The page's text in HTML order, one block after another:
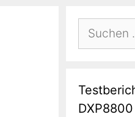
Suchen
nach: